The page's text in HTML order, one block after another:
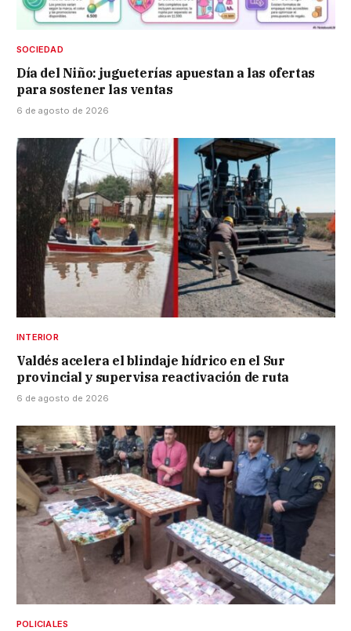
SOCIEDAD
Día del Niño: jugueterías apuestan a las ofertas
para sostener las ventas
6 de agosto de 2026
INTERIOR
Valdés acelera el blindaje hídrico en el Sur
provincial y supervisa reactivación de ruta
6 de agosto de 2026
POLICIALES